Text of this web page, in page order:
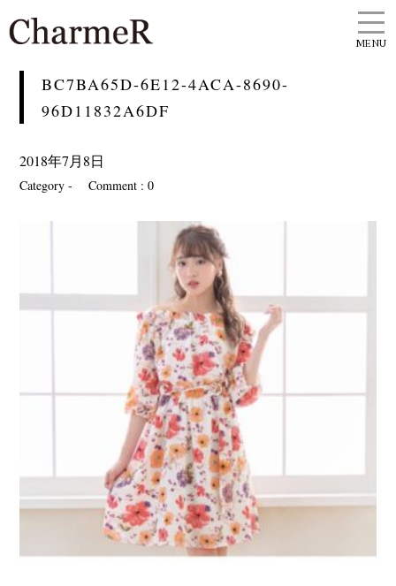
MENU
BC7BA65D-6E12-4ACA-8690-
96D11832A6DF
2018年7月8日
Category - Comment : 0